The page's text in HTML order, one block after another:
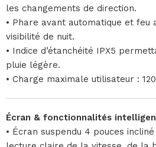
les changements de direction.
• Phare avant automatique et
visibilité de nuit.
• Indice d’étanchéité IPX5
pluie légère.
• Charge maximale utilisateur :
Écran & fonctionnalités
• Écran suspendu 4 pouces